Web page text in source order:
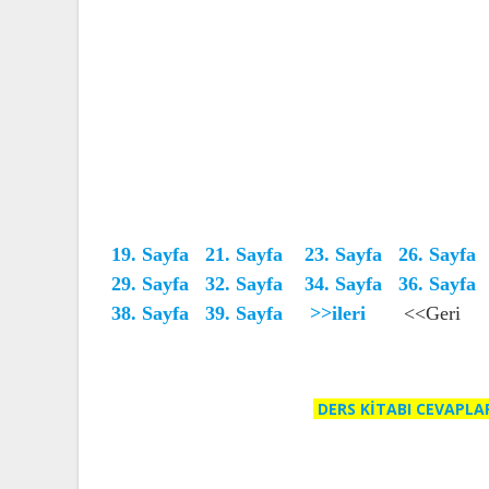
19. Sayfa 21. Sayfa 23. Sayfa
26. Sayfa
29. Sayfa
32. Sayfa 34. Sayfa
36. Sayfa
38. Sayfa
39. Sayfa >>ileri <<Geri
DERS KİTABI